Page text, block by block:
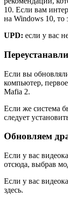
10. Если вам
на Windows 10, то
UPD: если у вас
Если вы
компьютер,
Mafia 2.
Если же система
следует
Обновляем
Если у вас
отсюда, выбрав
Если у вас
здесь.